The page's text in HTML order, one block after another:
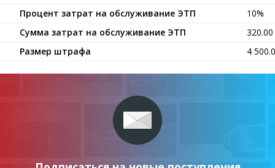
Процент затрат на обслуживание ЭТП
10%
Сумма затрат на обслуживание ЭТП
Размер штрафа
4